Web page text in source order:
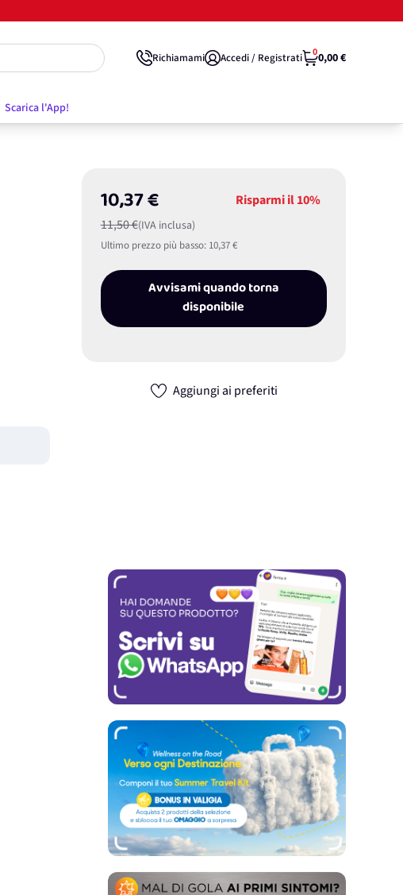
Scarica l'App!
Richiamami Accedi / Registrati 00,00 €
10,37 €
11,50 €(IVA inclusa)
Risparmi il10%
Ultimo prezzo più basso: 10,37 €
Avvisami quando torna
disponibile
Aggiungi ai preferiti